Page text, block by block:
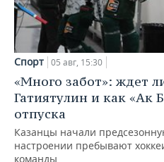
Спорт 05 авг, 15:30
«Много забот»: ждет
Гатиятулин и как «Ак
отпуска
Казанцы начали
настроении пребывают
команды